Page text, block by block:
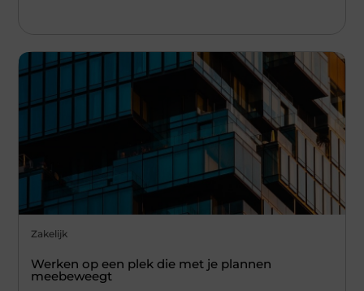
Zakelijk
Werken op een plek die met je plannen
meebeweegt